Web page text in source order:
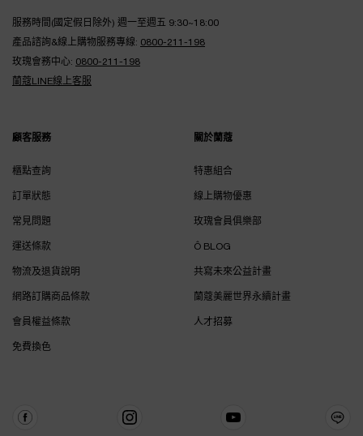
服務時間(國定假日除外) 週一至週五 9:30~18:00
產品諮詢&線上購物服務專線: 0800-211-198
玫瑰會務中心: 0800-211-198
蘭蔻LINE線上客服
顧客服務
櫃點查詢
訂單狀態
常見問題
運送條款
物流及退貨說明
網路訂購商品條款
會員權益條款
免費換色
關於蘭蔻
特惠組合
線上購物優惠
玫瑰會員俱樂部
Ô BLOG
共寫未來公益計畫
蘭蔻美麗世界永續計畫
人才招募